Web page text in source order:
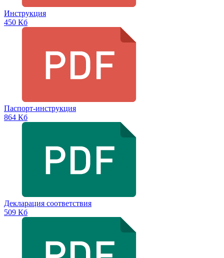
Инструкция
450 Кб
Паспорт-инструкция
864 Кб
Декларация соответствия
509 Кб